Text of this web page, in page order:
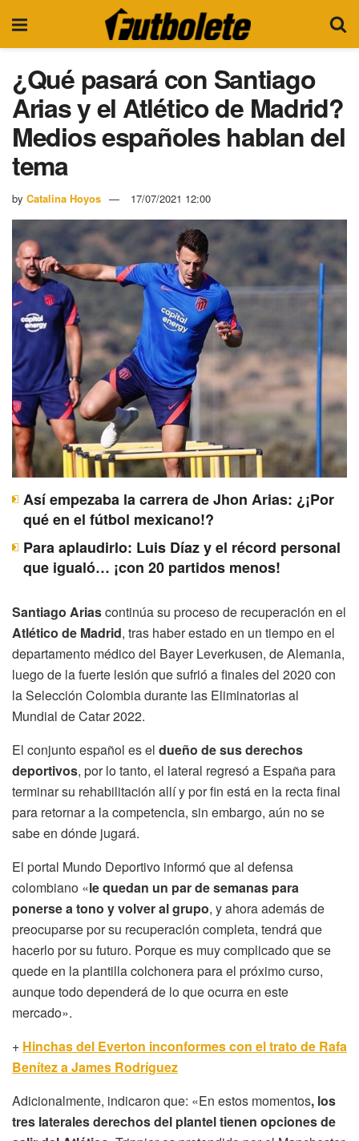
¿Qué pasará con Santiago
Arias y el Atlético de Madrid?
Medios españoles hablan del
tema
by Catalina Hoyos 17/07/2021 12:00
Así empezaba la carrera de Jhon Arias: ¿¡Por
qué en el fútbol mexicano!?
Para aplaudirlo: Luis Díaz y el récord personal
que igualó… ¡con 20 partidos menos!
Santiago Ariascontinúa su proceso de recuperación en el
Atlético de Madrid, tras haber estado en un tiempo en el
departamento médico del Bayer Leverkusen, de Alemania,
luego de la fuerte lesión que sufrió a finales del 2020 con
la Selección Colombia durante las Eliminatorias al
Mundial de Catar 2022.
El conjunto español es el dueño de sus derechos
deportivos, por lo tanto, el lateral regresó a España para
terminar su rehabilitación allí y por fin está en la recta final
para retornar a la competencia, sin embargo, aún no se
sabe en dónde jugará.
El portal Mundo Deportivo informó que al defensa
colombiano «le quedan un par de semanas para
ponerse a tono y volver al grupo, y ahora además de
preocuparse por su recuperación completa, tendrá que
hacerlo por su futuro. Porque es muy complicado que se
quede en la plantilla colchonera para el próximo curso,
aunque todo dependerá de lo que ocurra en este
mercado».
+ Hinchas del Everton inconformes con el trato de Rafa
Benítez a James Rodríguez
Adicionalmente, indicaron que: «En estos momentos, los
tres laterales derechos del plantel tienen opciones de